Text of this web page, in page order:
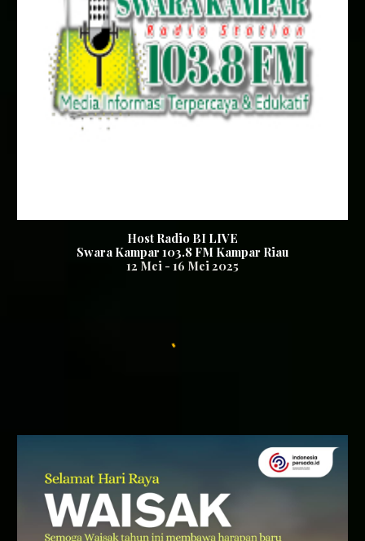
Host Radio BI LIVE
Swara Kampar 103.8 FM Kampar Riau
12 Mei - 16 Mei 2025